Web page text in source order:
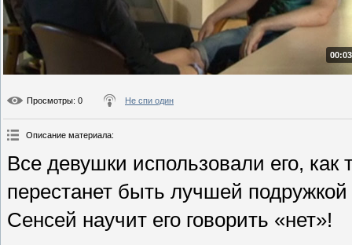
Просмотры: 0 Не спи один
Описание материала:
Все девушки использовали его, как
перестанет быть лучшей
Сенсей научит его говорить «нет»!